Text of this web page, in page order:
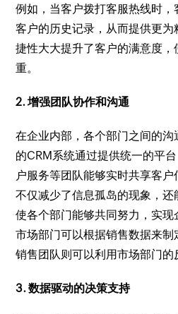
例如，当客户拨打客服热线时
客户的历史记录，从而提供更
捷性大大提升了客户的满意度
重。
2. 增强团队协作和沟通
在企业内部，各个部门之间的
的CRM系统通过提供统一的平
户服务等团队能够实时共享客
不仅减少了信息孤岛的现象，还
使各个部门能够共同努力，实现
市场部门可以根据销售数据来
销售团队则可以利用市场部门的
3. 数据驱动的决策支持